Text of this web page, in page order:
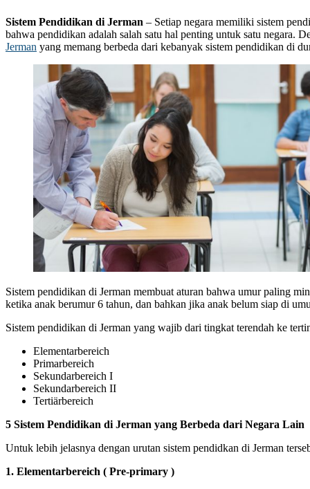
Sistem Pendidikan di Jerman – Setiap negara memiliki sistem
bahwa pendidikan adalah salah satu hal penting untuk satu negara.
Jerman yang memang berbeda dari kebanyak sistem pendidikan di
Sistem pendidikan di Jerman membuat aturan bahwa umur paling
ketika anak berumur 6 tahun, dan bahkan jika anak belum siap di
Sistem pendidikan di Jerman yang wajib dari tingkat terendah ke
Elementarbereich
Primarbereich
Sekundarbereich I
Sekundarbereich II
Tertiärbereich
5 Sistem Pendidikan di Jerman yang Berbeda dari Negara Lain
Untuk lebih jelasnya dengan urutan sistem pendidkan di Jerman
1. Elementarbereich ( Pre-primary )